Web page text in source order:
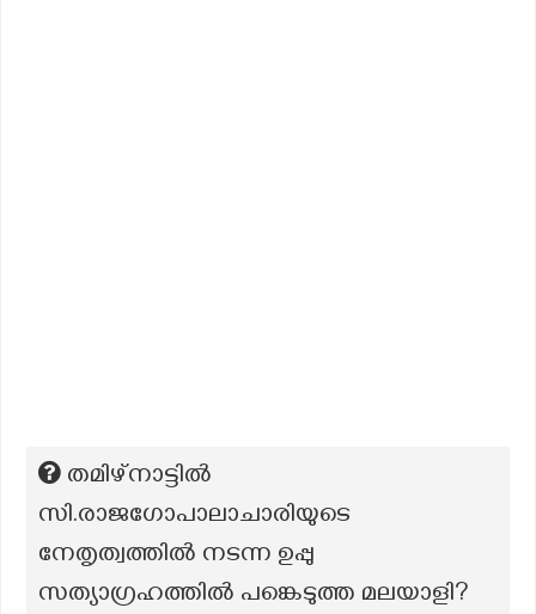
തമിഴ്‌നാട്ടിൽ
സി.രാജഗോപാലാചാരിയുടെ
നേതൃത്വത്തിൽ നടന്ന ഉപ്പു
സത്യാഗ്രഹത്തിൽ പങ്കെടുത്ത മലയാളി?